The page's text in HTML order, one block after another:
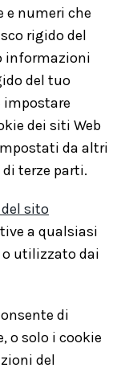
e numeri che
rigido del
informazioni
del tuo
impostare
dei siti Web
da altri
terze parti.
sito
a qualsiasi
utilizzato dai
di
o solo i cookie
del